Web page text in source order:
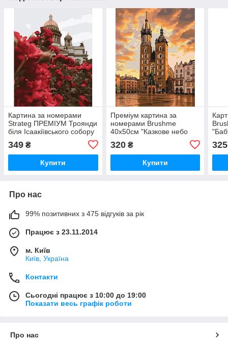
Картина за номерами
Strateg ПРЕМІУМ Троянди
біля Ісаакіївського собору
з лаком розміром 40х50
см (GS1241)
349 ₴
Купити
Преміум картина за
номерами Brushme
40x50см "Казкове небо
320₴
Купити
325
Про нас
99% позитивних з 475 відгуків за рік
Працює з 23.11.2014
м. Київ
Київ, Україна
Контакти
Сьогодні працює з 10:00 до 19:00
Показати весь графік роботи
Про нас